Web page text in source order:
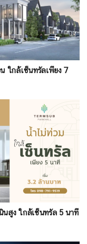
น ใกล้เซ็นทรัลเพียง 7
นสูง ใกล้เซ็นทรัล 5 นาที